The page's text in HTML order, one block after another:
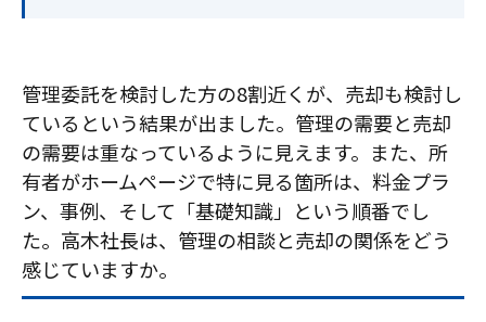
管理委託を検討した方の8割近くが、売却も検討し
ているという結果が出ました。管理の需要と売却
の需要は重なっているように見えます。また、所
有者がホームページで特に見る箇所は、料金プラ
ン、事例、そして「基礎知識」という順番でし
た。高木社長は、管理の相談と売却の関係をどう
感じていますか。